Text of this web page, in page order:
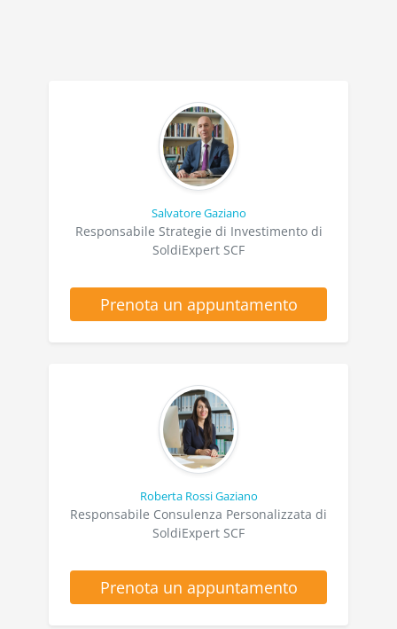
Salvatore Gaziano
Responsabile Strategie di Investimento di
SoldiExpert SCF
Prenota un appuntamento
Roberta Rossi Gaziano
Responsabile Consulenza Personalizzata di
SoldiExpert SCF
Prenota un appuntamento